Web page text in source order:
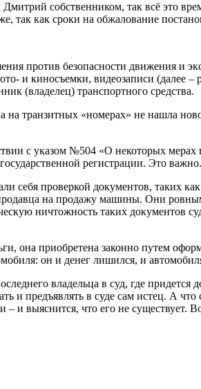
собственником, так всё это
так как сроки на обжалование
против безопасности движения и
и киносъемки, видеозаписи (далее –
(владелец) транспортного средства.
транзитных «номерах» не нашла
с указом №504 «О некоторых
регистрации. Это важно.
проверкой документов, таких
на продажу машины. Они
ничтожность таких документов
она приобретена законно путем
он и денег лишился, и
владельца в суд, где придется
и предъявлять в суде сам истец. А
– и выяснится, что его не существует.